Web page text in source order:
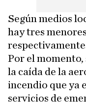
Según medios
hay tres
Por el momento,
la caída de la
incendio que ya
servicios de